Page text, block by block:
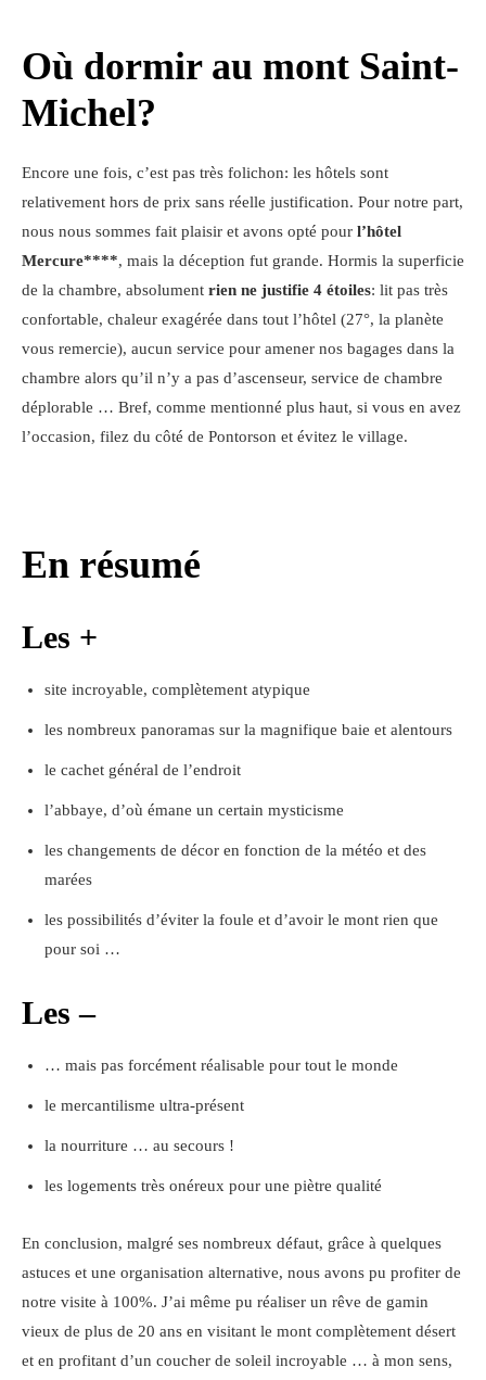
Où dormir au mont Saint-
Michel?
Encore une fois, c’est pas très folichon: les hôtels sont
relativement hors de prix sans réelle justification. Pour notre part,
nous nous sommes fait plaisir et avons opté pour l’hôtel
Mercure****, mais la déception fut grande. Hormis la superficie
de la chambre, absolument rien ne justifie 4 étoiles: lit pas très
confortable, chaleur exagérée dans tout l’hôtel (27°, la planète
vous remercie), aucun service pour amener nos bagages dans la
chambre alors qu’il n’y a pas d’ascenseur, service de chambre
déplorable … Bref, comme mentionné plus haut, si vous en avez
l’occasion, filez du côté de Pontorson et évitez le village.
En résumé
Les +
site incroyable, complètement atypique
les nombreux panoramas sur la magnifique baie et alentours
le cachet général de l’endroit
l’abbaye, d’où émane un certain mysticisme
les changements de décor en fonction de la météo et des
marées
les possibilités d’éviter la foule et d’avoir le mont rien que
pour soi …
Les –
… mais pas forcément réalisable pour tout le monde
le mercantilisme ultra-présent
la nourriture … au secours !
les logements très onéreux pour une piètre qualité
En conclusion, malgré ses nombreux défaut, grâce à quelques
astuces et une organisation alternative, nous avons pu profiter de
notre visite à 100%. J’ai même pu réaliser un rêve de gamin
vieux de plus de 20 ans en visitant le mont complètement désert
et en profitant d’un coucher de soleil incroyable … à mon sens,